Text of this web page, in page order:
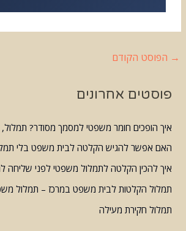
→ הפוסט הקודם
פוסטים אחרונים
איך הופכים חומר משפטי למסמך מסודר?
האם אפשר להגיש הקלטה לבית משפט בלי
איך להכין הקלטה לתמלול משפטי לפני שליחה
תמלול הקלטות לבית משפט במרכז – תמלול
תמלול חקירת מעילה